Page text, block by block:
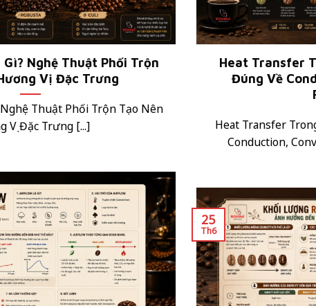
Gì? Nghệ Thuật Phối Trộn
Vị Đặc Trưng
Nghệ Thuật Phối Trộn Tạo Nên
Vị Đặc Trưng [...]
Heat Transfer
Đúng Về
Heat Transfer
Conduction,
25
Th6